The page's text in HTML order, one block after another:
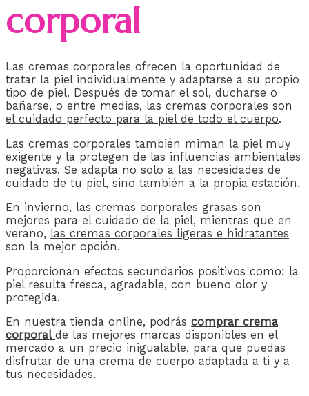
corporal
Las cremas corporales ofrecen la oportunidad de
tratar la piel individualmente y adaptarse a su propio
tipo de piel. Después de tomar el sol, ducharse o
bañarse, o entre medias, las cremas corporales son
el cuidado perfecto para la piel de todo el cuerpo.
Las cremas corporales también miman la piel muy
exigente y la protegen de las influencias ambientales
negativas. Se adapta no solo a las necesidades de
cuidado de tu piel, sino también a la propia estación.
En invierno, las cremas corporales grasas son
mejores para el cuidado de la piel, mientras que en
verano, las cremas corporales ligeras e hidratantes
son la mejor opción.
Proporcionan efectos secundarios positivos como: la
piel resulta fresca, agradable, con bueno olor y
protegida.
En nuestra tienda online, podrás comprar crema
corporal de las mejores marcas disponibles en el
mercado a un precio inigualable, para que puedas
disfrutar de una crema de cuerpo adaptada a ti y a
tus necesidades.